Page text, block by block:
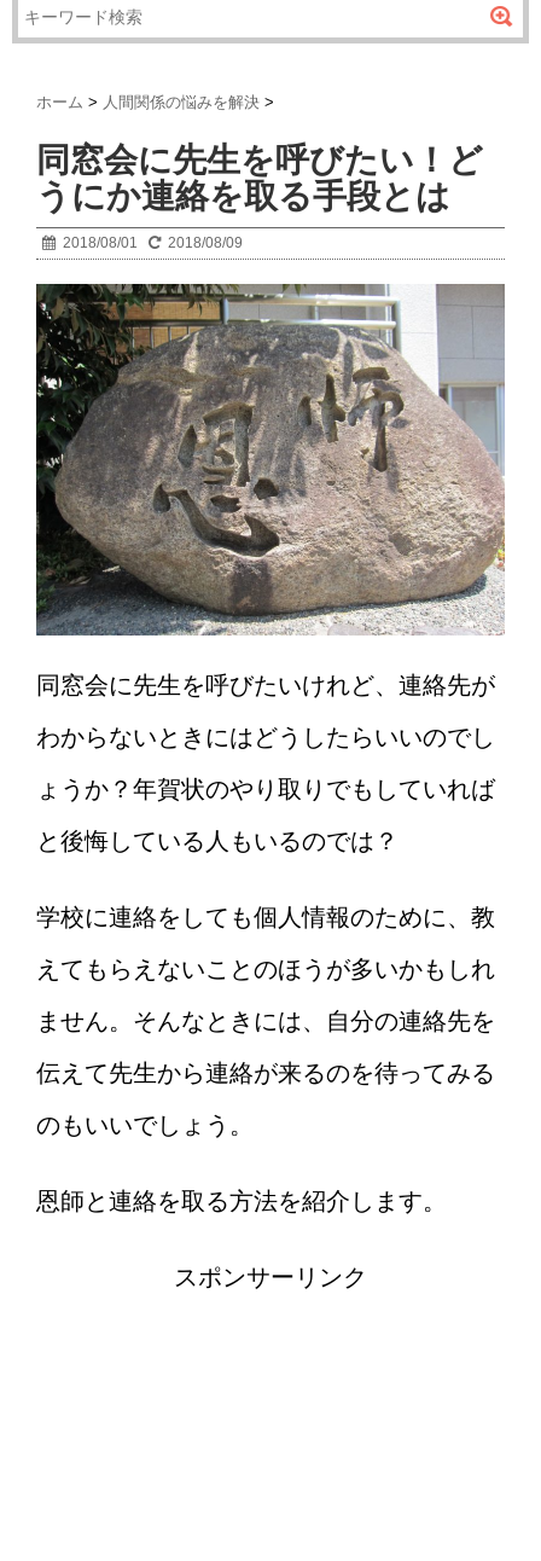
ホーム > 人間関係の悩みを解決 >
同窓会に先生を呼びたい！ど
うにか連絡を取る手段とは
2018/08/01 2018/08/09
同窓会に先生を呼びたいけれど、連絡先が
わからないときにはどうしたらいいのでし
ょうか？年賀状のやり取りでもしていれば
と後悔している人もいるのでは？
学校に連絡をしても個人情報のために、教
えてもらえないことのほうが多いかもしれ
ません。そんなときには、自分の連絡先を
伝えて先生から連絡が来るのを待ってみる
のもいいでしょう。
恩師と連絡を取る方法を紹介します。
スポンサーリンク